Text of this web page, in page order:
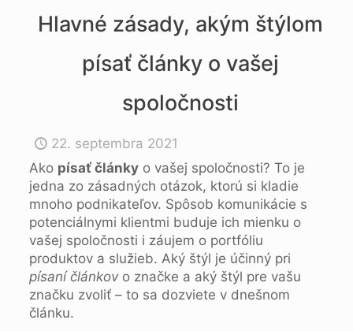
Hlavné zásady, akým štýlom
písať články o vašej
spoločnosti
22. septembra 2021
Ako písať článkyo vašej spoločnosti? To je
jedna zo zásadných otázok, ktorú si kladie
mnoho podnikateľov. Spôsob komunikácie s
potenciálnymi klientmi buduje ich mienku o
vašej spoločnosti i záujem o portfóliu
produktov a služieb. Aký štýl je účinný pri
písaní článkovo značke a aký štýl pre vašu
značku zvoliť – to sa dozviete v dnešnom
článku.